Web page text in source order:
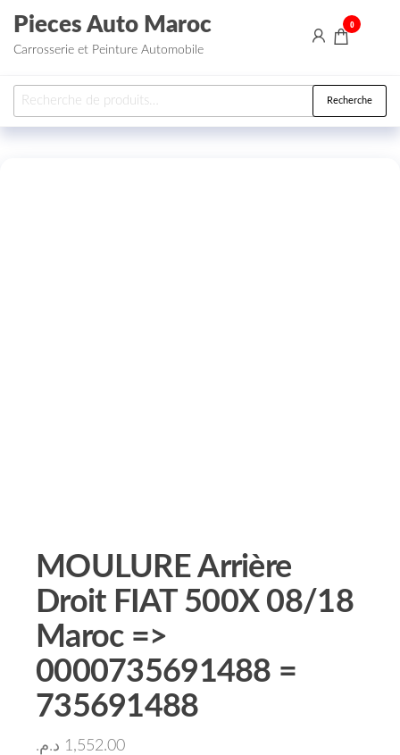
Aller au contenu
Pieces Auto Maroc
Carrosserie et Peinture Automobile
0
Recherche pour : Recherche
MOULURE Arrière
Droit FIAT 500X 08/18
Maroc =>
0000735691488 =
735691488
1,552.00 د.م.